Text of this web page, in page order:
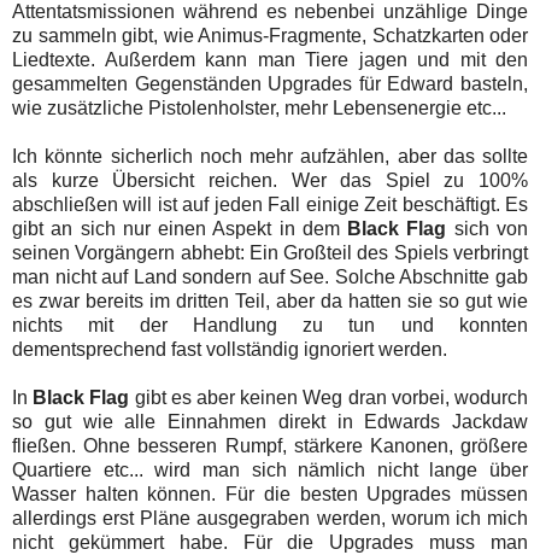
Attentatsmissionen während es nebenbei unzählige Dinge
zu sammeln gibt, wie Animus-Fragmente, Schatzkarten oder
Liedtexte. Außerdem kann man Tiere jagen und mit den
gesammelten Gegenständen Upgrades für Edward basteln,
wie zusätzliche Pistolenholster, mehr Lebensenergie etc...
Ich könnte sicherlich noch mehr aufzählen, aber das sollte
als kurze Übersicht reichen. Wer das Spiel zu 100%
abschließen will ist auf jeden Fall einige Zeit beschäftigt. Es
gibt an sich nur einen Aspekt in dem Black Flag sich von
seinen Vorgängern abhebt: Ein Großteil des Spiels verbringt
man nicht auf Land sondern auf See. Solche Abschnitte gab
es zwar bereits im dritten Teil, aber da hatten sie so gut wie
nichts mit der Handlung zu tun und konnten
dementsprechend fast vollständig ignoriert werden.
In Black Flag gibt es aber keinen Weg dran vorbei, wodurch
so gut wie alle Einnahmen direkt in Edwards Jackdaw
fließen. Ohne besseren Rumpf, stärkere Kanonen, größere
Quartiere etc... wird man sich nämlich nicht lange über
Wasser halten können. Für die besten Upgrades müssen
allerdings erst Pläne ausgegraben werden, worum ich mich
nicht gekümmert habe. Für die Upgrades muss man